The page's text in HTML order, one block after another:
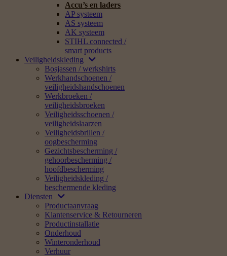
Accu’s en laders
AP systeem
AS systeem
AK systeem
STIHL connected /
smart products
Veiligheidskleding
Bosjassen / werkshirts
Werkhandschoenen /
veiligheidshandschoenen
Werkbroeken /
veiligheidsbroeken
Veiligheidsschoenen /
veiligheidslaarzen
Veiligheidsbrillen /
oogbescherming
Gezichtsbescherming /
gehoorbescherming /
hoofdbescherming
Veiligheidskleding /
beschermende kleding
Diensten
Productaanvraag
Klantenservice & Retourneren
Productinstallatie
Onderhoud
Winteronderhoud
Verhuur